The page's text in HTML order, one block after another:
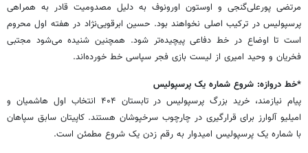
مرتضی پورعلی‌گنجی و اوستون اورونوف به دلیل مصدومیت قادر به همراهی
پرسپولیس در ترکیب اصلی نخواهند بود. حسین ابرقویی‌نژاد در هفته اول محروم
است تا اوضاع در خط دفاعی پیچیده‌تر شود. همچنین شنیده می‌شود مجتبی
فخریان و وحید امیری از لیست بازی فجر سپاسی خط خورده‌اند.
*خط دروازه: شروع شماره یک پرسپولیس
پیام نیازمند، خرید بزرگ پرسپولیس در تابستان ۴۰۴ انتخاب اول هاشمیان و
امیلیو آلوارز برای قرارگیری در چارچوب سرخپوشان هستند. کاپیتان سابق سپاهان
با شماره یک پرسپولیس امیدوار به رقم زدن یک شروع مطمئن است.